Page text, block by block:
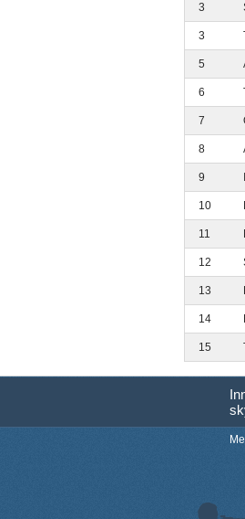
3
3
5
6
7
8
9
10
11
12
13
14
15